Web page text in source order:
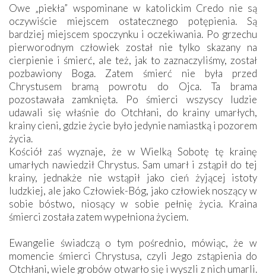
Owe „piekła” wspominane w katolickim Credo nie są
oczywiście miejscem ostatecznego potępienia. Są
bardziej miejscem spoczynku i oczekiwania. Po grzechu
pierworodnym człowiek został nie tylko skazany na
cierpienie i śmierć, ale też, jak to zaznaczyliśmy, został
pozbawiony Boga. Zatem śmierć nie była przed
Chrystusem bramą powrotu do Ojca. Ta brama
pozostawała zamknięta. Po śmierci wszyscy ludzie
udawali się właśnie do Otchłani, do krainy umarłych,
krainy cieni, gdzie życie było jedynie namiastką i pozorem
życia.
Kościół zaś wyznaje, że w Wielką Sobotę tę krainę
umarłych nawiedził Chrystus. Sam umarł i zstąpił do tej
krainy, jednakże nie wstąpił jako cień żyjącej istoty
ludzkiej, ale jako Człowiek-Bóg, jako człowiek noszący w
sobie bóstwo, niosący w sobie pełnię życia. Kraina
śmierci została zatem wypełniona życiem.
Ewangelie świadczą o tym pośrednio, mówiąc, że w
momencie śmierci Chrystusa, czyli Jego zstąpienia do
Otchłani, wiele grobów otwarło się i wyszli z nich umarli.